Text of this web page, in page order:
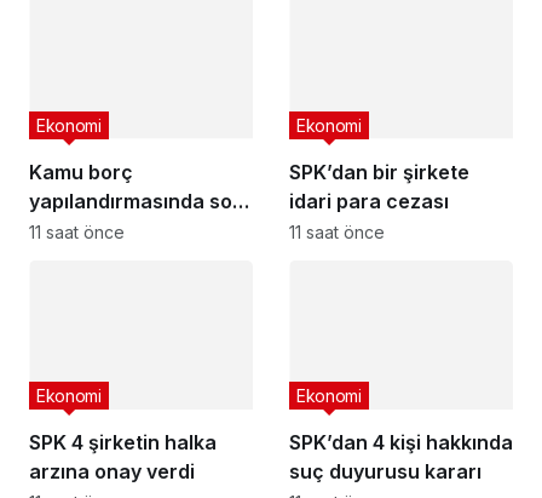
Kamu borç
yapılandırmasında son
başvuru tarihi
Ekonomi
11 saat önce
SPK’dan bir şirkete
idari para cezası
Ekonomi
11 saat önce
SPK 4 şirketin halka
arzına onay verdi
Ekonomi
SPK’dan 4 kişi hakkında
suç duyurusu kararı
Ekonomi